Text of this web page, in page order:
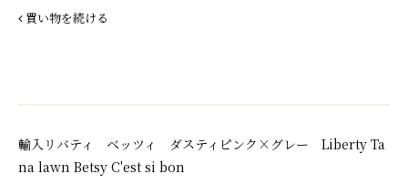
買い物を続ける
輸入リバティ ベッツィ ダスティピンク×グレー Liberty Ta
na lawn Betsy C'est si bon